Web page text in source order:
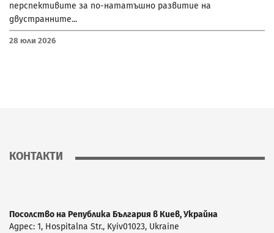
перспективите за по-нататъшно развитие на
двустранните...
28 Юли 2026
КОНТАКТИ
Посолство на Република България в Киев, Украйна
Адрес: 1, Hospitalna Str., Kyiv01023, Ukraine